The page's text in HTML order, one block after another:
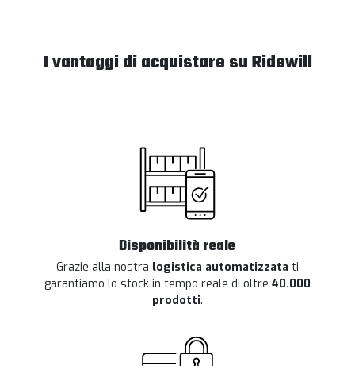
I vantaggi di acquistare su Ridewill
Disponibilità reale
Grazie alla nostra logistica automatizzata ti
garantiamo lo stock in tempo reale di oltre 40.000
prodotti.